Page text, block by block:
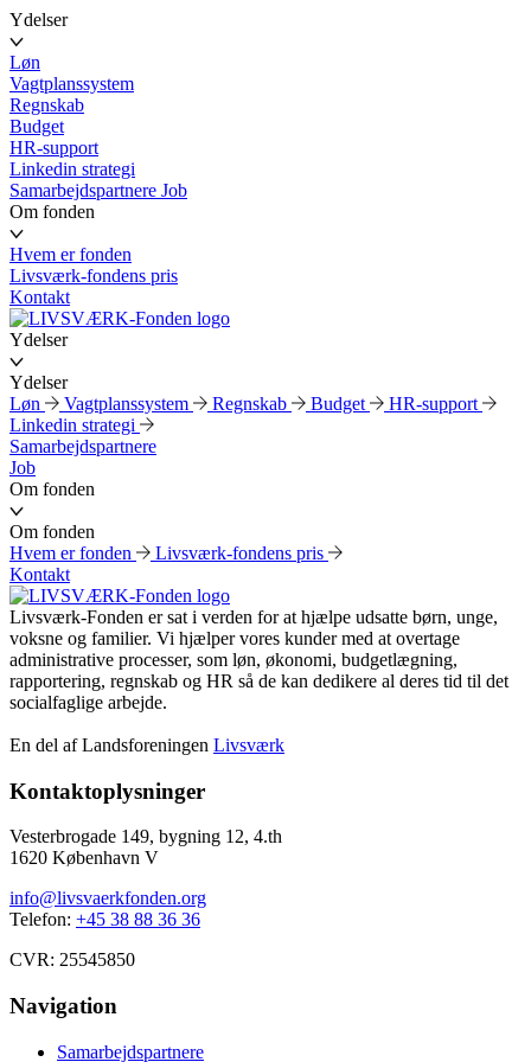
Ydelser
Løn
Vagtplanssystem
Regnskab
Budget
HR-support
Linkedin strategi
Samarbejdspartnere Job
Om fonden
Hvem er fonden
Livsværk-fondens pris
Kontakt
Ydelser
Ydelser
Løn
Vagtplanssystem Regnskab Budget
HR-support
Linkedin strategi
Samarbejdspartnere
Job
Om fonden
Om fonden
Hvem er fonden
Livsværk-fondens pris
Kontakt
Livsværk-Fonden er sat i verden for at hjælpe udsatte børn, unge,
voksne og familier. Vi hjælper vores kunder med at overtage
administrative processer, som løn, økonomi, budgetlægning,
rapportering, regnskab og HR så de kan dedikere al deres tid til det
socialfaglige arbejde.
En del af Landsforeningen Livsværk
Kontaktoplysninger
Vesterbrogade 149, bygning 12, 4.th
1620 København V
info@livsvaerkfonden.org
Telefon: +45 38 88 36 36
CVR: 25545850
Navigation
Samarbejdspartnere